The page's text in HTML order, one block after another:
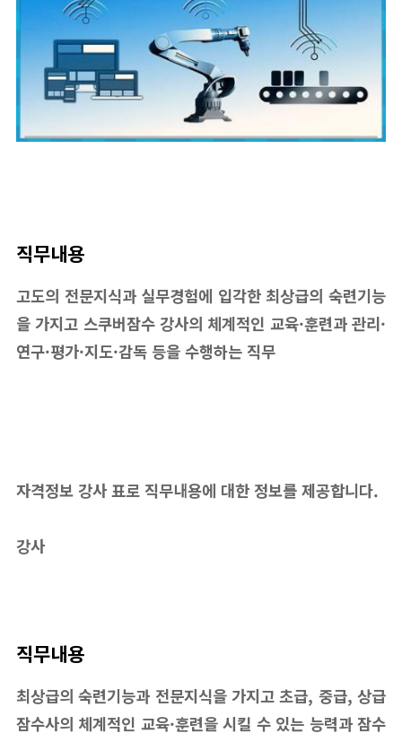
직무내용
고도의 전문지식과 실무경험에 입각한 최상급의 숙련기능
을 가지고 스쿠버잠수 강사의 체계적인 교육·훈련과 관리·
연구·평가·지도·감독 등을 수행하는 직무
자격정보 강사 표로 직무내용에 대한 정보를 제공합니다.
강사
직무내용
최상급의 숙련기능과 전문지식을 가지고 초급, 중급, 상급
잠수사의 체계적인 교육·훈련을 시킬 수 있는 능력과 잠수